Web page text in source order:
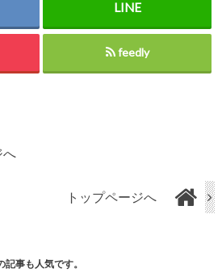
feedly
へ
トップページへ
記事も人気です。